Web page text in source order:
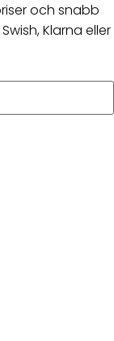
och snabb
Klarna eller